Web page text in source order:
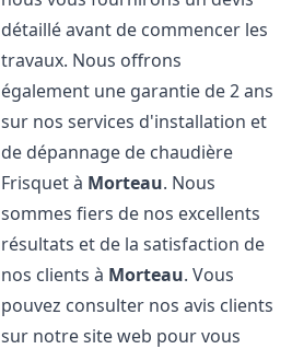
détaillé avant de commencer les
travaux. Nous offrons
également une garantie de 2 ans
sur nos services d'installation et
de dépannage de chaudière
Frisquet à Morteau. Nous
sommes fiers de nos excellents
résultats et de la satisfaction de
nos clients à Morteau. Vous
pouvez consulter nos avis clients
sur notre site web pour vous